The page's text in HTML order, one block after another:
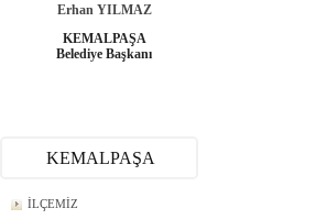
Erhan YILMAZ
KEMALPAŞA
Belediye Başkanı
KEMALPAŞA
İLÇEMİZ